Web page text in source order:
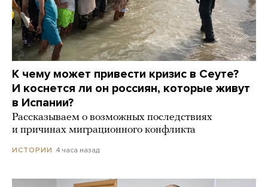
К чему может привести кризис в Сеуте?
И коснется ли он россиян, которые живут
в Испании?
Рассказываем о возможных последствиях
и причинах миграционного конфликта
ИСТОРИИ 4 часа назад